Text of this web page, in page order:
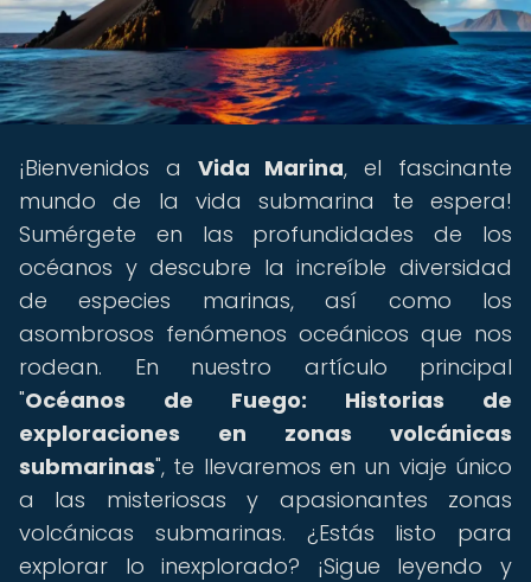
¡Bienvenidos a Vida Marina, el fascinante
mundo de la vida submarina te espera!
Sumérgete en las profundidades de los
océanos y descubre la increíble diversidad
de especies marinas, así como los
asombrosos fenómenos oceánicos que nos
rodean. En nuestro artículo principal
"Océanos de Fuego: Historias de
exploraciones en zonas volcánicas
submarinas", te llevaremos en un viaje único
a las misteriosas y apasionantes zonas
volcánicas submarinas. ¿Estás listo para
explorar lo inexplorado? ¡Sigue leyendo y